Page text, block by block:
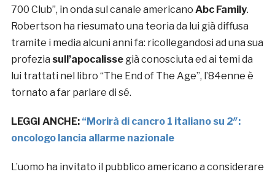
700 Club”, in onda sul canale americano Abc Family.
Robertson ha riesumato una teoria da lui già diffusa
tramite i media alcuni anni fa: ricollegandosi ad una sua
profezia sull’apocalissegià conosciuta ed ai temi da
lui trattati nel libro “The End of The Age”, l’84enne è
tornato a far parlare di sé.
LEGGI ANCHE: “Morirà di cancro 1 italiano su 2″:
oncologo lancia allarme nazionale
L’uomo ha invitato il pubblico americano a considerare